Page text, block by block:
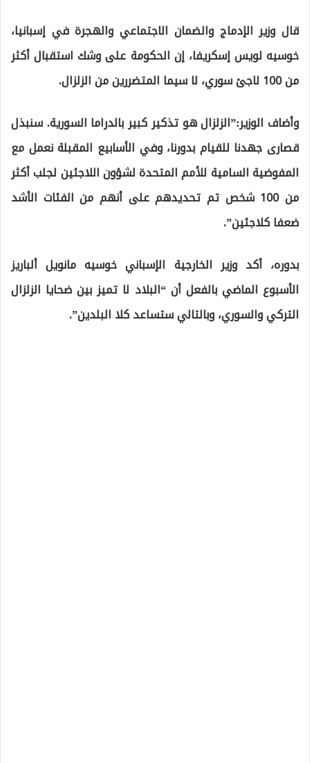
قال وزير الإدماج والضمان الاجتماعي والهجرة في إسبانيا،
خوسيه لويس إسكريفا، إن الحكومة على وشك استقبال أكثر
من 100 لاجئ سوري، لا سيما المتضررين من الزلزال.
وأضاف الوزير:”الزلزال هو تذكير كبير بالدراما السورية. سنبذل
قصارى جهدنا للقيام بدورنا، وفي الأسابيع المقبلة نعمل مع
المفوضية السامية للأمم المتحدة لشؤون اللاجئين لجلب أكثر
من 100 شخص تم تحديدهم على أنهم من الفئات الأشد
ضعفا كلاجئين”.
بدوره، أكد وزير الخارجية الإسباني خوسيه مانويل ألباريز
الأسبوع الماضي بالفعل أن “البلاد لا تميز بين ضحايا الزلزال
التركي والسوري، وبالتالي ستساعد كلا البلدين”.